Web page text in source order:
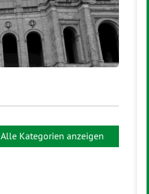
Alle Kategorien anzeigen